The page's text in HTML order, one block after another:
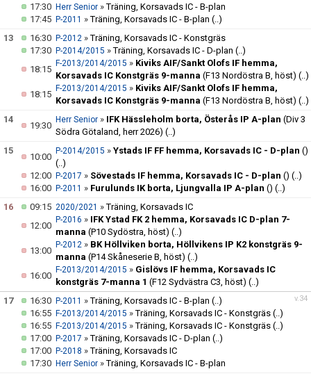
17:30 Herr Senior »Träning, Korsavads IC - B-plan
17:45 P-2011 »Träning, Korsavads IC - B-plan (..)
13
16:30 P-2012 »Träning, Korsavads IC - Konstgräs
17:30 P-2014/2015 »Träning, Korsavads IC - D-plan (..)
18:15
F-2013/2014/2015 » Kiviks AIF/Sankt Olofs IF hemma,
Korsavads IC Konstgräs 9-manna (F13 Nordöstra B, höst) (..)
18:15
F-2013/2014/2015 » Kiviks AIF/Sankt Olofs IF hemma,
Korsavads IC Konstgräs 9-manna (F13 Nordöstra B, höst) (..)
14
19:30
Herr Senior » IFK Hässleholm borta, Österås IP A-plan (Div 3
Södra Götaland, herr 2026) (..)
15
10:00
P-2014/2015 » Ystads IF FF hemma, Korsavads IC - D-plan ()
(..)
12:00 P-2017 » Sövestads IF hemma, Korsavads IC - D-plan () (..)
16:00 P-2011 » Furulunds IK borta, Ljungvalla IP A-plan () (..)
16
09:15 2020/2021 »Träning, Korsavads IC
12:00
P-2016 » IFK Ystad FK 2 hemma, Korsavads IC D-plan 7-
manna (P10 Sydöstra, höst) (..)
13:00
P-2012 » BK Höllviken borta, Höllvikens IP K2 konstgräs 9-
manna (P14 Skåneserie B, höst) (..)
16:00
F-2013/2014/2015 » Gislövs IF hemma, Korsavads IC
konstgräs 7-manna 1 (F12 Sydvästra C3, höst) (..)
v.34
17 16:30 P-2011 »Träning, Korsavads IC - B-plan (..)
16:55 F-2013/2014/2015 »Träning, Korsavads IC - Konstgräs (..)
16:55 F-2013/2014/2015 »Träning, Korsavads IC - Konstgräs (..)
17:00 P-2017 »Träning, Korsavads IC - D-plan (..)
17:00 P-2018 »Träning, Korsavads IC
17:30 Herr Senior »Träning, Korsavads IC - B-plan